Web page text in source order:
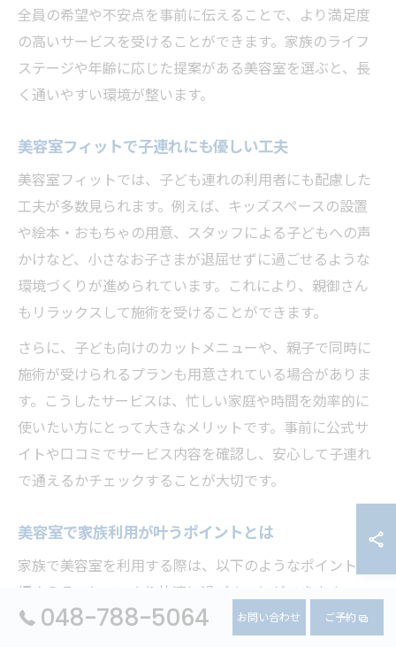
全員の希望や不安点を事前に伝えることで、より満足度
の高いサービスを受けることができます。家族のライフ
ステージや年齢に応じた提案がある美容室を選ぶと、長
く通いやすい環境が整います。
美容室フィットで子連れにも優しい工夫
美容室フィットでは、子ども連れの利用者にも配慮した
工夫が多数見られます。例えば、キッズスペースの設置
や絵本・おもちゃの用意、スタッフによる子どもへの声
かけなど、小さなお子さまが退屈せずに過ごせるような
環境づくりが進められています。これにより、親御さん
もリラックスして施術を受けることができます。
さらに、子ども向けのカットメニューや、親子で同時に
施術が受けられるプランも用意されている場合がありま
す。こうしたサービスは、忙しい家庭や時間を効率的に
使いたい方にとって大きなメリットです。事前に公式サ
イトや口コミでサービス内容を確認し、安心して子連れ
で通えるかチェックすることが大切です。
美容室で家族利用が叶うポイントとは
家族で美容室を利用する際は、以下のようなポイントを
押さえることで、より快適に過ごすことができます。
家族利用でチェックしたいポイント
048-788-5064 お問い合わせ ご予約